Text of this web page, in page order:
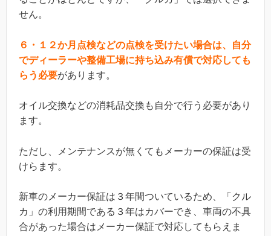
せん。
６・１２か月点検などの点検を受けたい場合は、自分
でディーラーや整備工場に持ち込み有償で対応しても
らう必要があります。
オイル交換などの消耗品交換も自分で行う必要があり
ます。
ただし、メンテナンスが無くてもメーカーの保証は受
けらます。
新車のメーカー保証は３年間ついているため、「クル
カ」の利用期間である３年はカバーでき、車両の不具
合があった場合はメーカー保証で対応してもらえま